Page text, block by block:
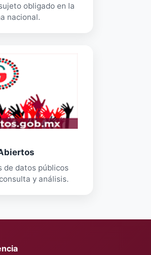
obligado en la
nacional.
de datos públicos
y análisis.